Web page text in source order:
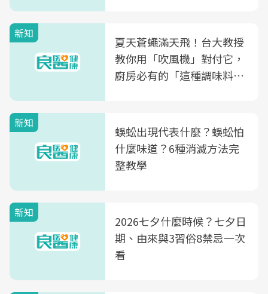
新知
夏天蒼蠅滿天飛！台大教授
教你用「吹風機」對付它，
廚房必有的「這種調味料」
新知
蜈蚣出現代表什麼？蜈蚣怕
什麼味道？6種消滅方法完
整教學
新知
2026七夕什麼時候？七夕日
期、由來與3習俗8禁忌一次
看